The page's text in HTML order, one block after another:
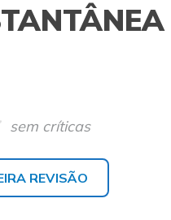
sem críticas
REVISÃO